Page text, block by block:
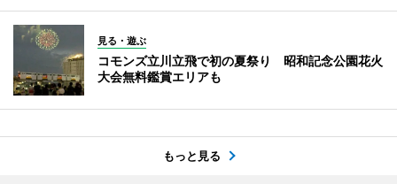
見る・遊ぶ
コモンズ立川立飛で初の夏祭り 昭和記念公園花火
大会無料鑑賞エリアも
もっと見る